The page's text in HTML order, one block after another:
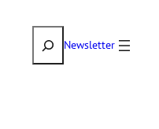
SuchenNewsletter